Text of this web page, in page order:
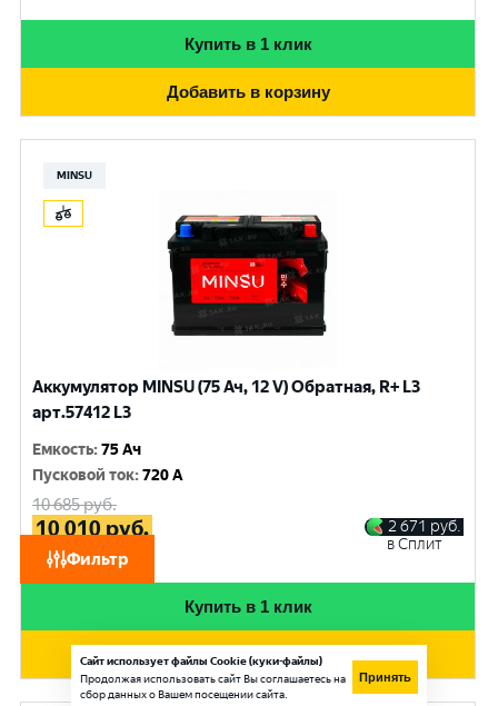
Фильтр
Купить в 1 клик
Добавить в корзину
MINSU
Аккумулятор MINSU (75 Ач, 12 V) Обратная, R+ L3
арт.57412 L3
Емкость:75 Ач
Пусковой ток:720 A
10 685руб.
10 010руб.
при обмене
2 671 руб.
в Сплит
Купить в 1 клик
Добавить в корзину
Сайт использует файлы Cookie (куки-файлы)
Продолжая использовать сайт Вы соглашаетесь на
сбор данных о Вашем посещении сайта.
Принять